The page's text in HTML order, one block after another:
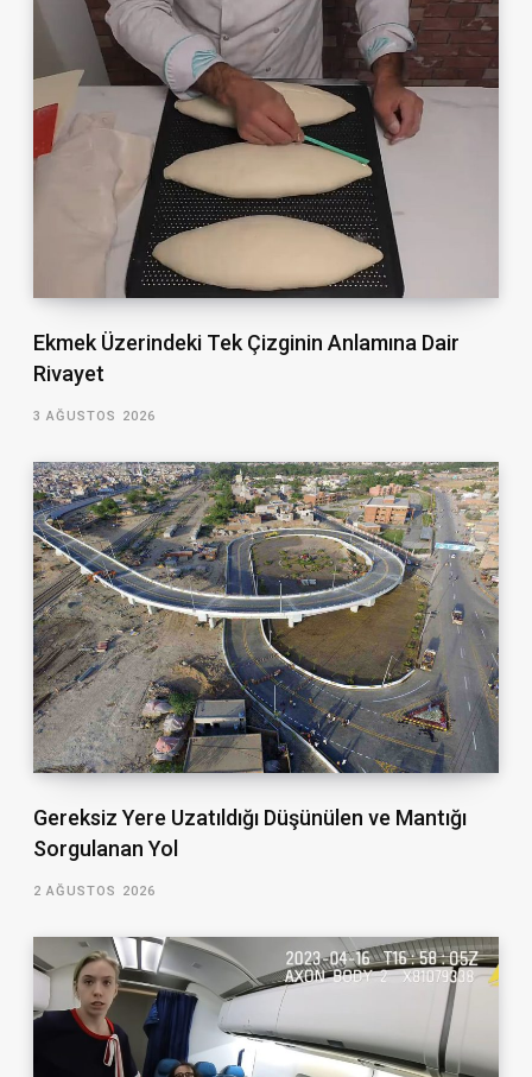
Ekmek Üzerindeki Tek Çizginin Anlamına Dair
Rivayet
3 AĞUSTOS 2026
Gereksiz Yere Uzatıldığı Düşünülen ve Mantığı
Sorgulanan Yol
2 AĞUSTOS 2026